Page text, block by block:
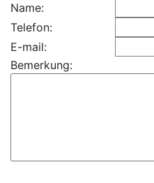
Name:
Telefon:
E-mail:
Bemerkung: